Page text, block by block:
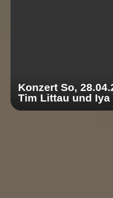
Konzert So,
Tim Littau und Iya